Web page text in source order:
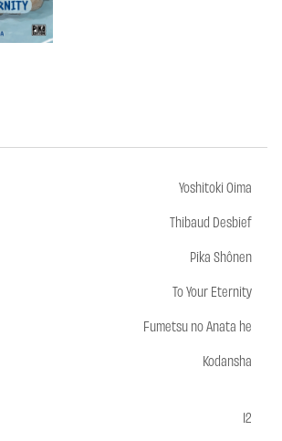
Yoshitoki Oima
Thibaud Desbief
Pika Shônen
To Your Eternity
Fumetsu no Anata he
Kodansha
12